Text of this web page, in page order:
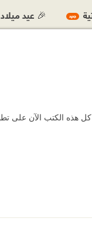
الكتب الآن على
جديد 🎉 عيد